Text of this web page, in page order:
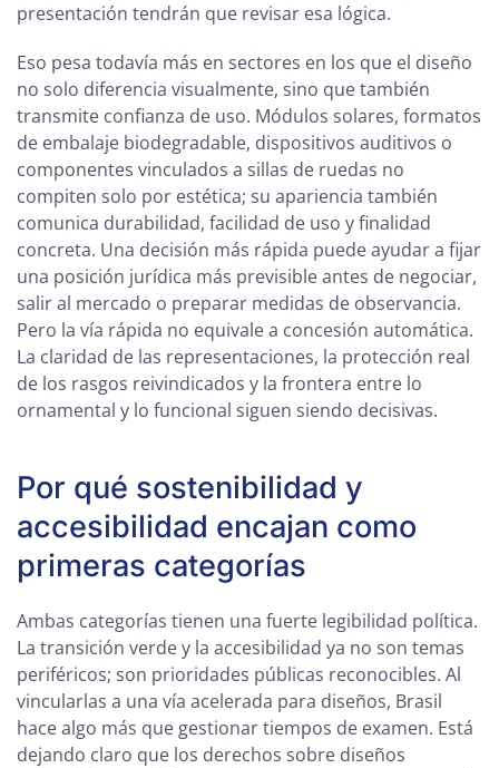
presentación tendrán que revisar esa lógica.
Eso pesa todavía más en sectores en los que el diseño
no solo diferencia visualmente, sino que también
transmite confianza de uso. Módulos solares, formatos
de embalaje biodegradable, dispositivos auditivos o
componentes vinculados a sillas de ruedas no
compiten solo por estética; su apariencia también
comunica durabilidad, facilidad de uso y finalidad
concreta. Una decisión más rápida puede ayudar a fijar
una posición jurídica más previsible antes de negociar,
salir al mercado o preparar medidas de observancia.
Pero la vía rápida no equivale a concesión automática.
La claridad de las representaciones, la protección real
de los rasgos reivindicados y la frontera entre lo
ornamental y lo funcional siguen siendo decisivas.
Por qué sostenibilidad y
accesibilidad encajan como
primeras categorías
Ambas categorías tienen una fuerte legibilidad política.
La transición verde y la accesibilidad ya no son temas
periféricos; son prioridades públicas reconocibles. Al
vincularlas a una vía acelerada para diseños, Brasil
hace algo más que gestionar tiempos de examen. Está
dejando claro que los derechos sobre diseños